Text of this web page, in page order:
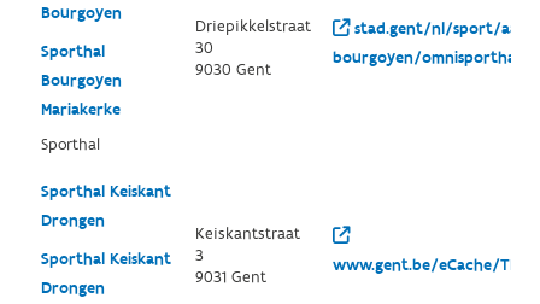
Bourgoyen
Sporthal
Bourgoyen
Mariakerke
Sporthal
Driepikkelstraat
30
9030 Gent
stad.gent/nl/sport/
bourgoyen/omnisporthal
Sporthal Keiskant
Drongen
Sporthal Keiskant
Drongen
Keiskantstraat
3
9031 Gent
www.gent.be/eCache/THE/